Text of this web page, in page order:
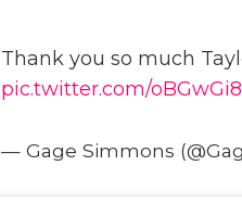
Thank you so much
pic.twitter.com/
— Gage Simmons